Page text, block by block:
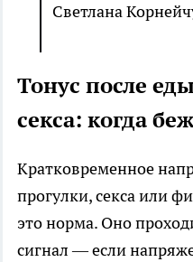
Светлана
Тонус после
секса: когда
Кратковременное
прогулки, секса или
это норма. Оно
сигнал — если